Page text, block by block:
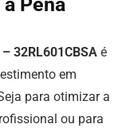
32RL601CBSA é
em
para otimizar a
ou para